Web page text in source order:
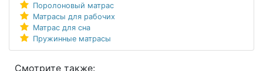
Поролоновый матрас
Матрасы для рабочих
Матрас для сна
Пружинные матрасы
Смотрите также: